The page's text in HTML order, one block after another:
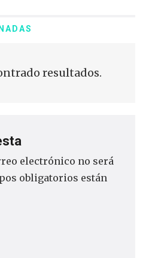
resultados.
electrónico no será
obligatorios están